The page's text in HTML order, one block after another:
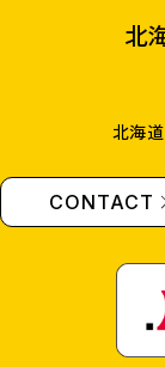
北
北海
CONTACT